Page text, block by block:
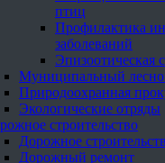
птиц
Профилактика
заболеваний
Эпизоотическая
Муниципальный
Природоохранная
Экологические отряды
строительство
Дорожное
Дорожный ремонт